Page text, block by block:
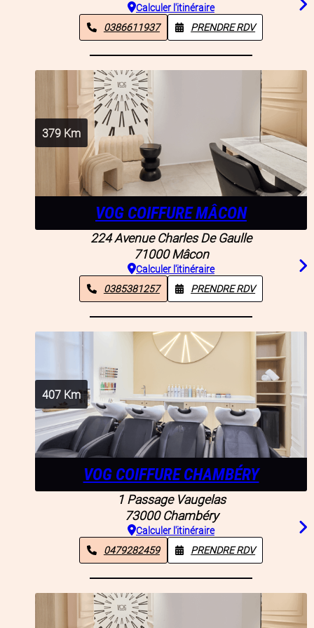
Calculer l'itinéraire
0386611937
PRENDRE RDV
379 Km
VOG COIFFURE MÂCON
224 Avenue Charles De Gaulle
71000 Mâcon
Calculer l'itinéraire
0385381257
PRENDRE RDV
407 Km
VOG COIFFURE CHAMBÉRY
1 Passage Vaugelas
73000 Chambéry
Calculer l'itinéraire
0479282459
PRENDRE RDV